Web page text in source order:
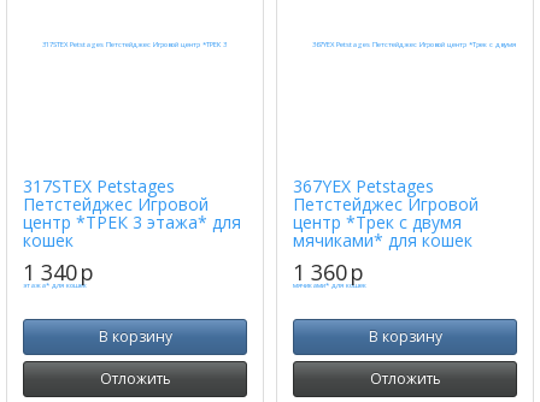
317STEX Petstages
Петстейджес Игровой
центр *ТРЕК 3 этажа* для
кошек
1 340p
В корзину
Отложить
367YEX Petstages
Петстейджес Игровой
центр *Трек с двумя
мячиками* для кошек
1 360p
В корзину
Отложить